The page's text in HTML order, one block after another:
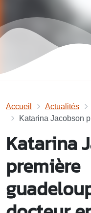
Accueil Actualités
Katarina Jacobson
Katarina
première